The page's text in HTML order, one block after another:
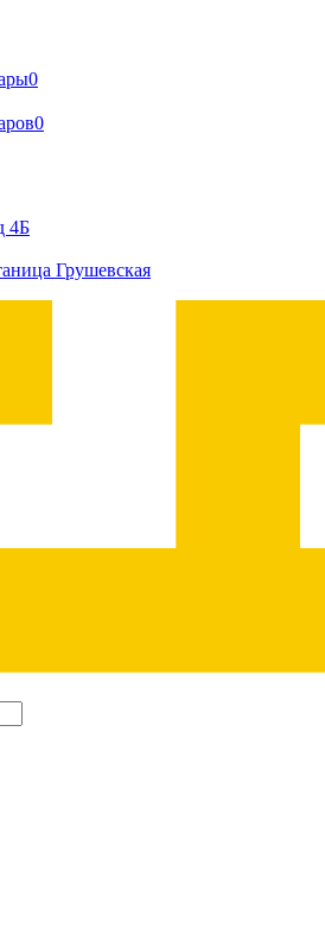
0
0
4Б
Грушевская